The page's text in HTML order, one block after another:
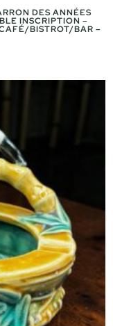
DES ANNÉES
INSCRIPTION –
BISTROT/BAR –